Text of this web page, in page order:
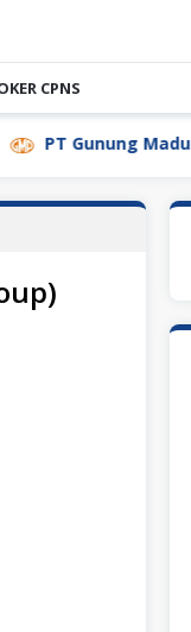
CPNS
Madu Plantations